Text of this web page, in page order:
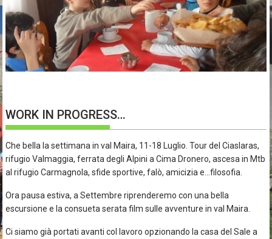
WORK IN PROGRESS…
Che bella la settimana in val Maira, 11-18 Luglio. Tour del Ciaslaras,
rifugio Valmaggia, ferrata degli Alpini a Cima Dronero, ascesa in Mtb
al rifugio Carmagnola, sfide sportive, falò, amicizia e…filosofia.
Ora pausa estiva, a Settembre riprenderemo con una bella
escursione e la consueta serata film sulle avventure in val Maira.
Ci siamo già portati avanti col lavoro opzionando la casa del Sale a